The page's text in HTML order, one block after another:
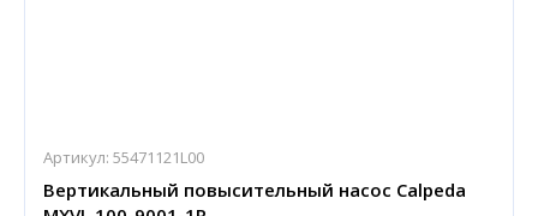
Артикул: 55471121L00
Вертикальный повысительный насос Calpeda